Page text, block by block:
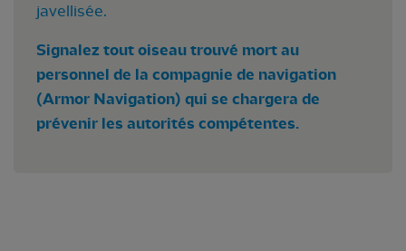
javellisée.
Signalez tout oiseau trouvé mort au
personnel de la compagnie de navigation
(Armor Navigation) qui se chargera de
prévenir les autorités compétentes.